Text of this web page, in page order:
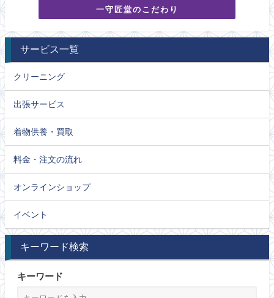
一守匠堂のこだわり
サービス一覧
クリーニング
出張サービス
着物供養・買取
料金・注文の流れ
オンラインショップ
イベント
キーワード検索
キーワード